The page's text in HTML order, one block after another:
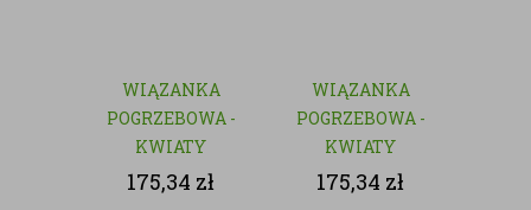
WIĄZANKA
POGRZEBOWA -
KWIATY
SZTUCZNE
175,34 zł
WIĄZANKA
POGRZEBOWA -
KWIATY
SZTUCZNE
175,34 zł